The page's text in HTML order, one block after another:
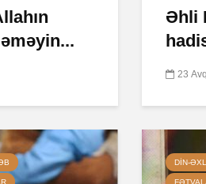
Əhli
23
DIN-